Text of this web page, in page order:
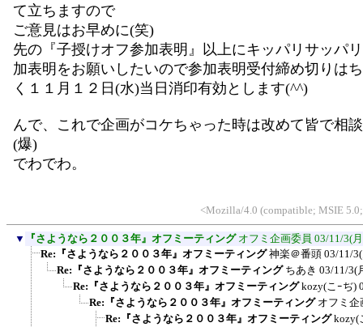
て立ちますので
ご意見はお早めに(笑)
先の『子授けオフ参加表明』以上にキッパリサッパ
加表明をお願いしたいので参加表明受付締め切りは
く１１月１２日(水)当日消印有効とします(^^)
んで、これで企画がコケちゃった時は改めて皆で相
(爆)
でわでわ。
<Mozilla/4.0 (compatible; MSIE
▼ 『さようなら２００３年』オフミーティング オフミ企画委員 03/11/3(
Re:『さようなら２００３年』オフミーティング神楽＠番頭 03/11/
Re:『さようなら２００３年』オフミーティング ちあき 03/11/3(
Re:『さようなら２００３年』オフミーティングkozy(こｰぢ)
Re:『さようなら２００３年』オフミーティング オフミ
Re:『さようなら２００３年』オフミーティングkozy(